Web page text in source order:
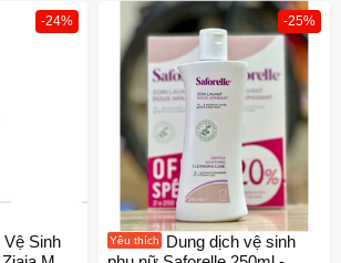
-24%
Vệ Sinh
-25%
Yêu thích
Dung dịch vệ sinh